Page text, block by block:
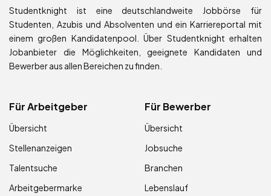
Studentknight ist eine deutschlandweite Jobbörse für
Studenten, Azubis und Absolventen und ein Karriereportal mit
einem großen Kandidatenpool. Über Studentknight erhalten
Jobanbieter die Möglichkeiten, geeignete Kandidaten und
Bewerber aus allen Bereichen zu finden.
Für Arbeitgeber
Übersicht
Stellenanzeigen
Talentsuche
Arbeitgebermarke
Für Bewerber
Übersicht
Jobsuche
Branchen
Lebenslauf